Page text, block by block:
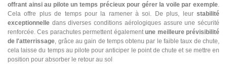
offrant ainsi au pilote un temps précieux pour gérer la voile par exemple.
Cela offre plus de temps pour la ramener à soi. De plus, leur stabilité
exceptionnelle dans diverses conditions aérologiques assure une sécurité
renforcée. Ces parachutes permettent égalementune meilleure prévisibilité
de l'atterrissage, grâce au gain de temps obtenu par le faible taux de chute,
cela laisse du temps au pilote pour anticiper le point de chute et se mettre en
position pour absorber le retour au sol